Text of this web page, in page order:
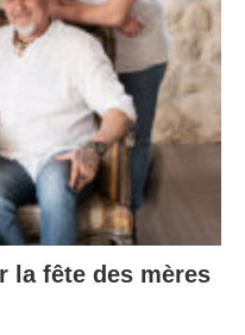
la fête des mères